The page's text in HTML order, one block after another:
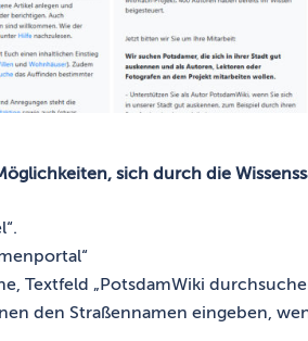
sich durch die
Textfeld „PotsdamWiki
den Straßennamen eingeben,